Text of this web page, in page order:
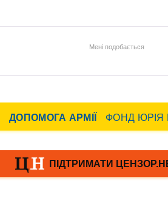
Мені подобається